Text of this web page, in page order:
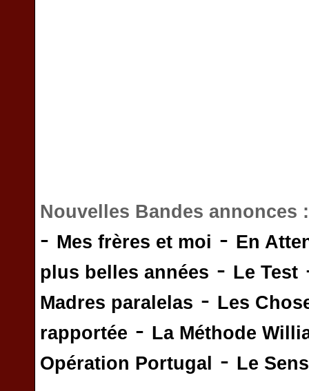
Nouvelles Bandes annonces
- Mes frères et moi - En
plus belles années - Le Test
Madres paralelas - Les
rapportée - La Méthode
Opération Portugal
- Le